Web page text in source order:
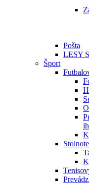
Pošta
LESY
Šport